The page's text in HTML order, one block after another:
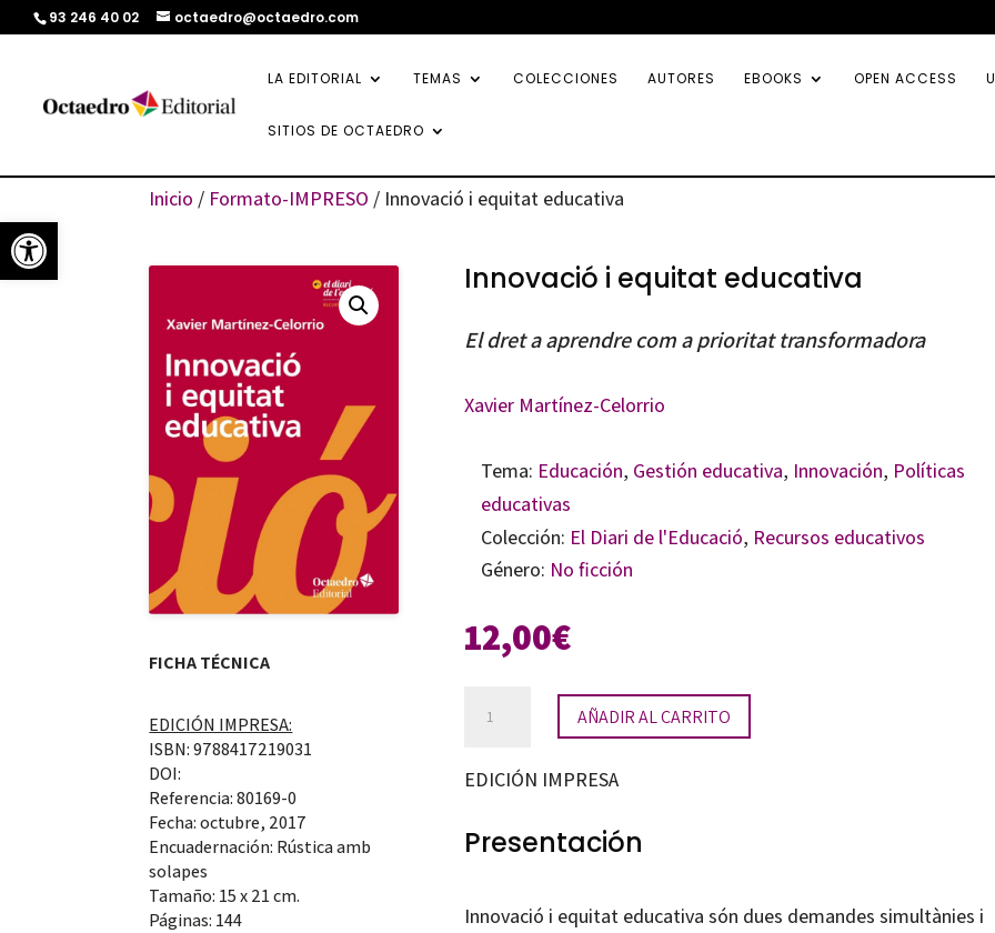
Abrir barra de herramientas
93 246 40 02 octaedro@octaedro.com
LA EDITORIAL TEMAS COLECCIONES AUTORES EBOOKS OPEN ACCESS
SITIOS DE OCTAEDRO
Inicio / Formato-IMPRESO / Innovació i equitat educativa
FICHA TÉCNICA
EDICIÓN IMPRESA:
ISBN: 9788417219031
DOI:
Referencia: 80169-0
Fecha: octubre, 2017
Encuadernación: Rústica amb
solapes
Tamaño: 15 x 21 cm.
Páginas: 144
Innovació i equitat educativa
El dret a aprendre com a prioritat transformadora
Xavier Martínez-Celorrio
Tema: Educación, Gestión educativa, Innovación, Políticas
educativas
Colección: El Diari de l'Educació, Recursos educativos
Género: No ficción
12,00€
equitat
cantidad
AÑADIR AL CARRITO
EDICIÓN IMPRESA
Presentación
Innovació i equitat educativa són dues demandes simultànies i